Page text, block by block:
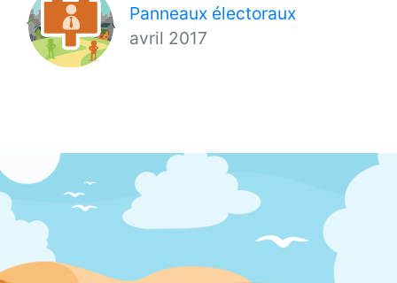
Panneaux électoraux
avril 2017